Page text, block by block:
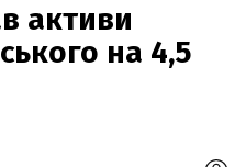
активи
на 4,5